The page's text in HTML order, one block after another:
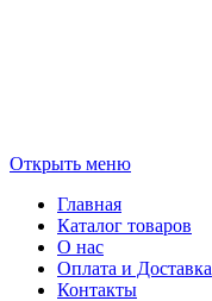
Открыть меню
Главная
Каталог товаров
О нас
Оплата и Доставка
Контакты